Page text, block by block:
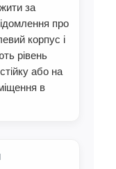
за
про
корпус і
рівень
або на
в